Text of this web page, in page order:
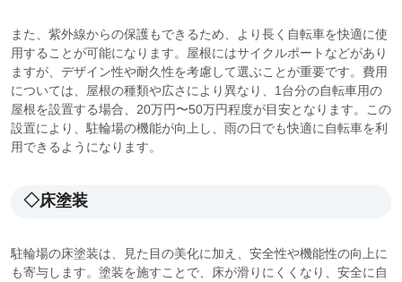
また、紫外線からの保護もできるため、より長く自転車を快適に使
用することが可能になります。屋根にはサイクルポートなどがあり
ますが、デザイン性や耐久性を考慮して選ぶことが重要です。費用
については、屋根の種類や広さにより異なり、1台分の自転車用の
屋根を設置する場合、20万円〜50万円程度が目安となります。この
設置により、駐輪場の機能が向上し、雨の日でも快適に自転車を利
用できるようになります。
◇床塗装
駐輪場の床塗装は、見た目の美化に加え、安全性や機能性の向上に
も寄与します。塗装を施すことで、床が滑りにくくなり、安全に自